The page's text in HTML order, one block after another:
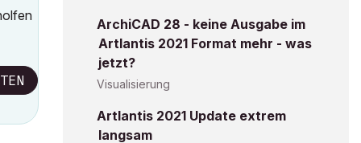
ArchiCAD 28 - keine Ausgabe im
Artlantis 2021 Format mehr - was
jetzt?
Visualisierung
Artlantis 2021 Update extrem
langsam